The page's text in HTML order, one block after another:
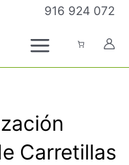
916 924 072
Carretillas